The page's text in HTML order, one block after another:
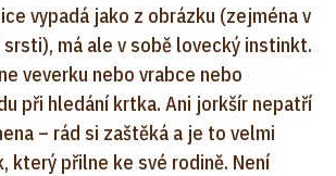
vypadá jako z obrázku (zejména v
má ale v sobě lovecký instinkt.
veverku nebo vrabce nebo
při hledání krtka. Ani jorkšír nepatří
– rád si zaštěká a je to velmi
který přilne ke své rodině. Není